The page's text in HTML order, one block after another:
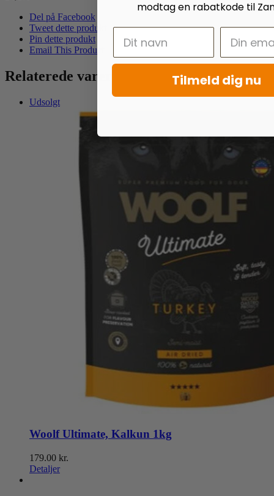
Del på Facebook
Tweet dette produkt
Pin dette produkt
Email This Product
Relaterede varer
Udsolgt
Woolf Ultimate, Kalkun 1kg
179.00 kr.
Detaljer
modtag en rabatkode til
Tilmeld dig nu